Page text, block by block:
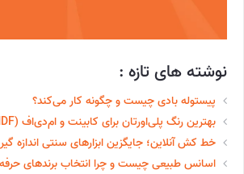
نوشته های تازه :
پیستوله بادی چیست و چگونه کار می‌کند؟
بهترین رنگ پلی‌اورتان برای کابینت و ام‌دی‌اف (MDF) چیست؟
خط‌ کش آنلاین؛ جایگزین ابزارهای سنتی اندازه
اسانس طبیعی چیست و چرا انتخاب برندهای